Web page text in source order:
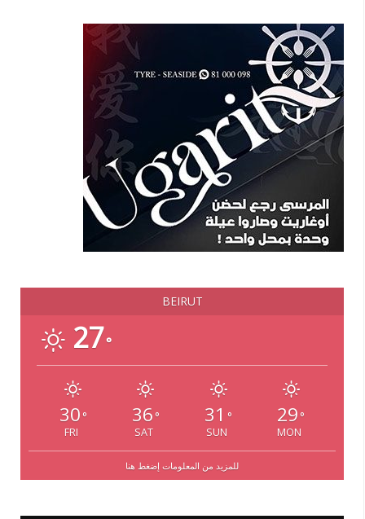
BEIRUT
27°
30 °
FRI
36 °
SAT
31 °
SUN
29 °
MON
للمزيد من المعلومات إضغط هنا